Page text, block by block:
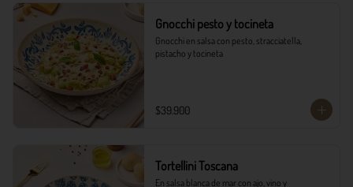
Gnocchi pesto y tocineta
Gnocchi en salsa con pesto, stracciatella,
pistacho y tocineta
$39.900
Tortellini Toscana
En salsa blanca de mar con ajo, vino y